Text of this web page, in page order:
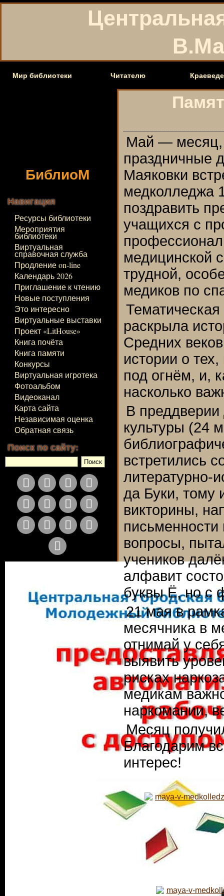
Мир библиотеки Читателю
БиблиоМ
Навигация
Ресурсы библиотеки
Мероприятия
библиотеки
Виртуальная
справочная служба
Продление on-line
Календарь 2026
Приглашение к чтению
Новые поступления
Это интересно
Виртуальные выставки
Проект «LitHouse»
Книга почёта
Книга памяти
Конкурсы
Виртуальная игротека
Фотоальбом
Видеоканал
Карта сайта
Независимая оценка
Обратная связь
Поиск по сайту:
Май — месяц,
праздничные
Маяковки
медколледжа
поздравить
учащихся с
медицинской
трудной,
медиков по
раскрыла
Средних
истории о
под огнём, и,
насколько
В преддверии
культуры (24
встретились
литературно‑
да Буки, тому
викторины,
письменности
вопросы,
учеников
алфавит
буквы Ё, но с
21 мая в
месячника в
отнимай у
выявить
рисках
медикам
наркомании,
Месяц
Благодарим
интерес!